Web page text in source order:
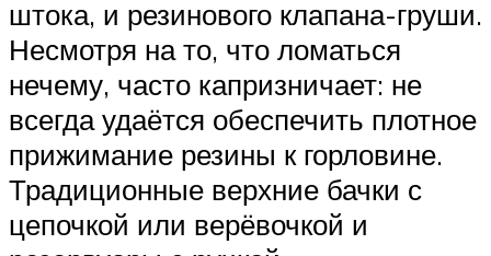
штока, и резинового клапана-груши.
Несмотря на то, что ломаться
нечему, часто капризничает: не
всегда удаётся обеспечить плотное
прижимание резины к горловине.
Традиционные верхние бачки с
цепочкой или верёвочкой и